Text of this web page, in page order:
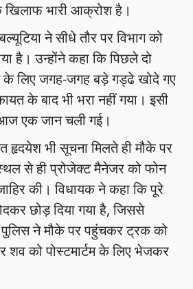
भारी आक्रोश है।
ने सीधे तौर पर विभाग को
है। उन्होंने कहा कि पिछले दो
के लिए जगह-जगह बड़े गड्ढे खोदे गए
के बाद भी भरा नहीं गया। इसी
एक जान चली गई।
हृदयेश भी सूचना मिलते ही मौके पर
से ही प्रोजेक्ट मैनेजर को फोन
की। विधायक ने कहा कि पूरे
छोड़ दिया गया है, जिससे
पुलिस ने मौके पर पहुंचकर ट्रक को
को पोस्टमार्टम के लिए भेजकर